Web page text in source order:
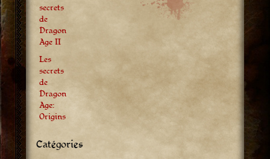
secrets
de
Dragon
Age II
Les
secrets
de
Dragon
Age:
Origins
Catégories